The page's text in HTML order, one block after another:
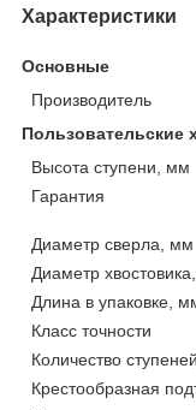
Характеристики
Основные
Производитель
Пользовательские
Высота ступени, мм
Гарантия
Диаметр сверла, мм
Диаметр
Длина в упаковке,
Класс точности
Количество
Крестообразная